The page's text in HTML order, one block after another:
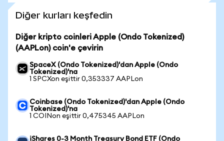
Diğer kurları keşfedin
Diğer kripto coinleri Apple (Ondo Tokenized)
(AAPLon) coin'e çevirin
SpaceX (Ondo Tokenized)'dan Apple (Ondo
Tokenized)'na
1 SPCXon eşittir 0,353337 AAPLon
Coinbase (Ondo Tokenized)'dan Apple (Ondo
Tokenized)'na
1 COINon eşittir 0,475345 AAPLon
iShares 0-3 Month Treasury Bond ETF (Ondo